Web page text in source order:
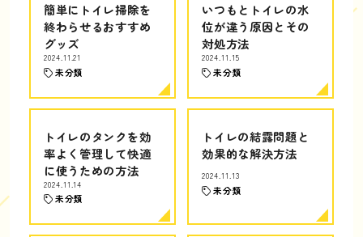
簡単にトイレ掃除を
終わらせるおすすめ
グッズ
2024.11.21
未分類
いつもとトイレの水
位が違う原因とその
対処方法
2024.11.15
未分類
トイレのタンクを効
率よく管理して快適
に使うための方法
2024.11.14
未分類
トイレの結露問題と
効果的な解決方法
2024.11.13
未分類